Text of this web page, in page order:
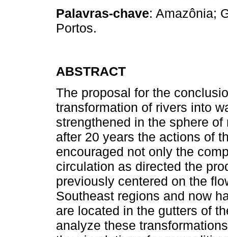
Palavras-chave: Amazônia;
Portos.
ABSTRACT
The proposal for the
transformation of rivers into
strengthened in the sphere
after 20 years the actions of
encouraged not only the
circulation as directed the
previously centered on the
Southeast regions and now
are located in the gutters of
analyze these